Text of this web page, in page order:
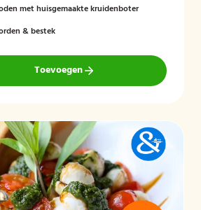
met huisgemaakte kruidenboter
& bestek
Toevoegen